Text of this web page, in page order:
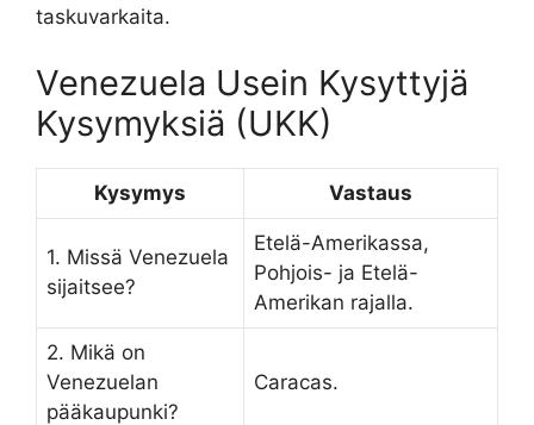
taskuvarkaita.
Venezuela Usein Kysyttyjä
Kysymyksiä (UKK)
Kysymys Vastaus
1. Missä Venezuela
sijaitsee?
Etelä-Amerikassa,
Pohjois- ja Etelä-
Amerikan rajalla.
2. Mikä on
Venezuelan
pääkaupunki?
Caracas.